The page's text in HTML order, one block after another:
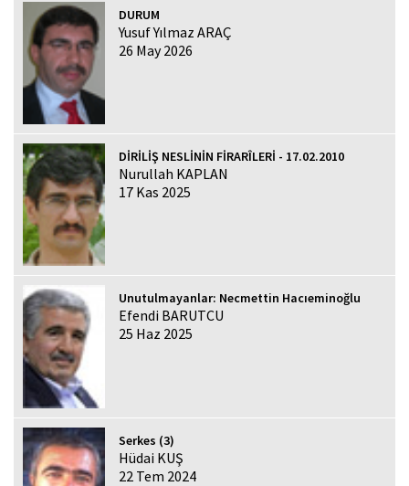
DURUM
Yusuf Yılmaz ARAÇ
26 May 2026
DİRİLİŞ NESLİNİN FİRARÎLERİ - 17.02.2010
Nurullah KAPLAN
17 Kas 2025
Unutulmayanlar: Necmettin Hacıeminoğlu
Efendi BARUTCU
25 Haz 2025
Serkes (3)
Hüdai KUŞ
22 Tem 2024